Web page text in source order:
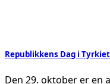
Republikkens Dag i
Den 29. oktober er en